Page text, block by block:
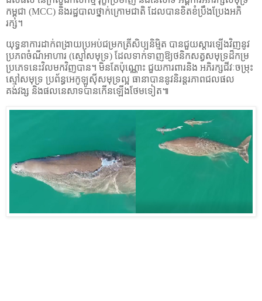
កម្ពុជា (MCC) និងរដ្ឋបាលថ្នាក់ក្រោមជាតិ ដែលបានខិតខំប្រឹងប្រែងអភិ
រក្ស។
យុទ្ធនាការដាក់ពង្រាយប្រអប់ជម្រកត្រីសិប្បនិម្មិត បានជួយស្តារឡើងវិញនូវ
ប្រភពចំណីអាហារ (ស្មៅសមុទ្រ) ដែលទាក់ទាញឱ្យថនិកសត្វសមុទ្រដ៏កម្រ
ប្រភេទនេះវិលមកវិញបាន។ មិនតែប៉ុណ្ណោះ ជួយការពារនិង អភិរក្សជីវៈចម្រុះ
ស្មៅសមុទ្រ ប្រព័ន្ធអេកូឡូស៊ីសមុទ្រល្អ ធានាបាននូវនិរន្តរភាពជលផល
គង់វង្ស និងផលនេសាទបានកើនឡើងថែមទៀត៕